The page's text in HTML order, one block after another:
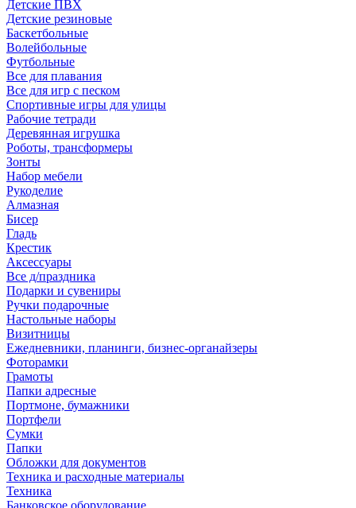
Детские ПВХ
Детские резиновые
Баскетбольные
Волейбольные
Футбольные
Все для плавания
Все для игр с песком
Спортивные игры для улицы
Рабочие тетради
Деревянная игрушка
Роботы, трансформеры
Зонты
Набор мебели
Рукоделие
Алмазная
Бисер
Гладь
Крестик
Аксессуары
Все д/праздника
Подарки и сувениры
Ручки подарочные
Настольные наборы
Визитницы
Ежедневники, планинги, бизнес-органайзеры
Фоторамки
Грамоты
Папки адресные
Портмоне, бумажники
Портфели
Сумки
Папки
Обложки для документов
Техника и расходные материалы
Техника
Банковское оборудование